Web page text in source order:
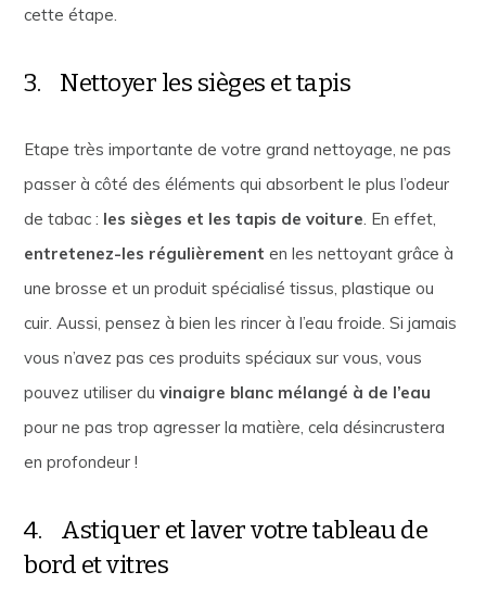
cette étape.
3. Nettoyer les sièges et tapis
Etape très importante de votre grand nettoyage, ne pas
passer à côté des éléments qui absorbent le plus l’odeur
de tabac : les sièges et les tapis de voiture. En effet,
entretenez-les régulièrementen les nettoyant grâce à
une brosse et un produit spécialisé tissus, plastique ou
cuir. Aussi, pensez à bien les rincer à l’eau froide. Si jamais
vous n’avez pas ces produits spéciaux sur vous, vous
pouvez utiliser duvinaigre blanc mélangé à de l’eau
pour ne pas trop agresser la matière, cela désincrustera
en profondeur !
4. Astiquer et laver votre tableau de
bord et vitres